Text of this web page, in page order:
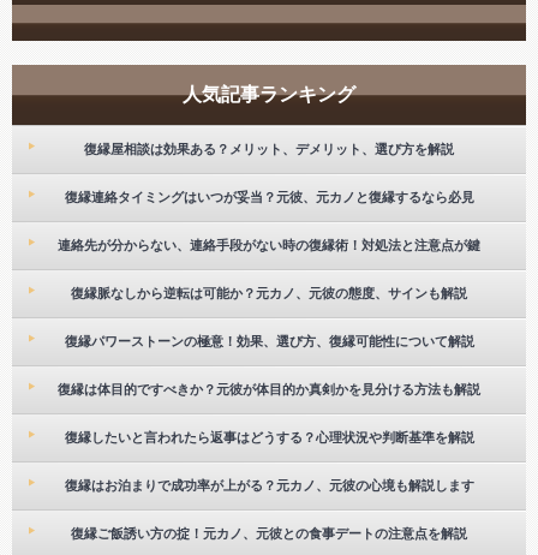
人気記事ランキング
復縁屋相談は効果ある？メリット、デメリット、選び方を解説
復縁連絡タイミングはいつが妥当？元彼、元カノと復縁するなら必見
連絡先が分からない、連絡手段がない時の復縁術！対処法と注意点が鍵
復縁脈なしから逆転は可能か？元カノ、元彼の態度、サインも解説
復縁パワーストーンの極意！効果、選び方、復縁可能性について解説
復縁は体目的ですべきか？元彼が体目的か真剣かを見分ける方法も解説
復縁したいと言われたら返事はどうする？心理状況や判断基準を解説
復縁はお泊まりで成功率が上がる？元カノ、元彼の心境も解説します
復縁ご飯誘い方の掟！元カノ、元彼との食事デートの注意点を解説